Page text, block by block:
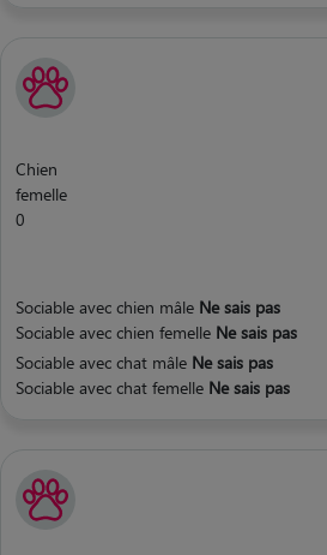
Chien
femelle
0
Sociable avec chien mâle Ne sais pas
Sociable avec chien femelle Ne sais pas
Sociable avec chat mâle Ne sais pas
Sociable avec chat femelle Ne sais pas